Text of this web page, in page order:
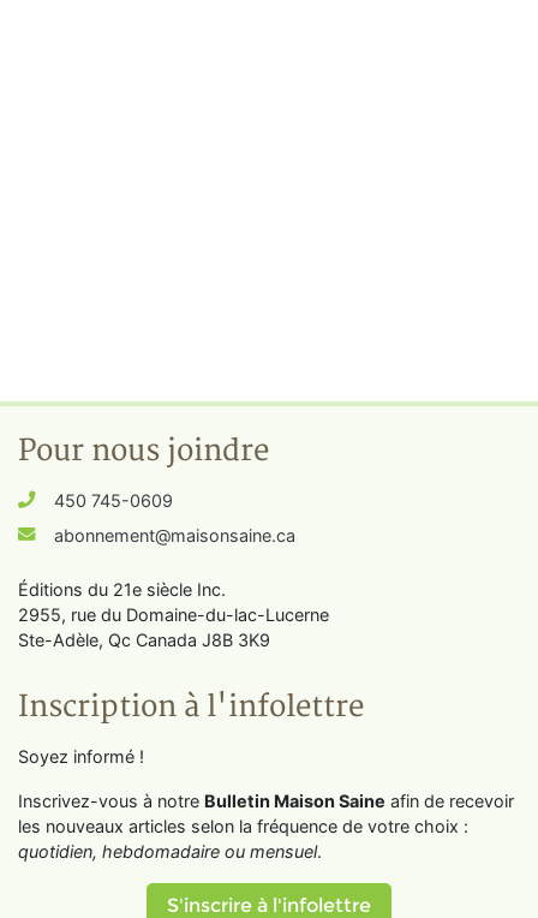
Pour nous joindre
450 745-0609
abonnement@maisonsaine.ca
Éditions du 21e siècle Inc.
2955, rue du Domaine-du-lac-Lucerne
Ste-Adèle, Qc Canada J8B 3K9
Inscription à l'infolettre
Soyez informé !
Inscrivez-vous à notre Bulletin Maison Saine afin de recevoir
les nouveaux articles selon la fréquence de votre choix :
quotidien, hebdomadaire ou mensuel.
S'inscrire à l'infolettre